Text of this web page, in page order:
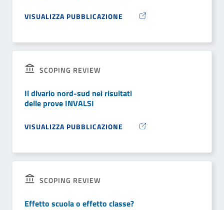
VISUALIZZA PUBBLICAZIONE
SCOPING REVIEW
Il divario nord-sud nei risultati
delle prove INVALSI
VISUALIZZA PUBBLICAZIONE
SCOPING REVIEW
Effetto scuola o effetto classe?